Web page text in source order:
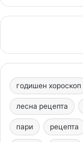
a
e
b
o
o
годишен хороскоп
лесна рецепта
пари рецепта